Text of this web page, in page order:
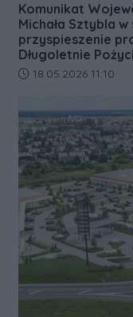
Komunikat
Michała Sztybla
przyspieszenie
Długoletnie
Data dodania artykułu:
18.05.2026 11:10